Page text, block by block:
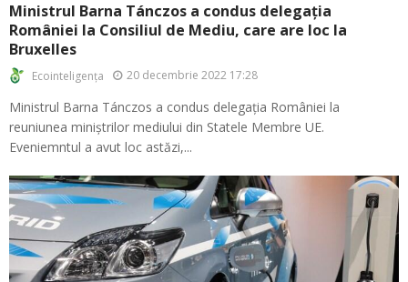
Ministrul Barna Tánczos a condus delegația
României la Consiliul de Mediu, care are loc la
Bruxelles
Ecointeligența 20 decembrie 2022 17:28
Ministrul Barna Tánczos a condus delegația României la
reuniunea miniștrilor mediului din Statele Membre UE.
Eveniemntul a avut loc astăzi,...